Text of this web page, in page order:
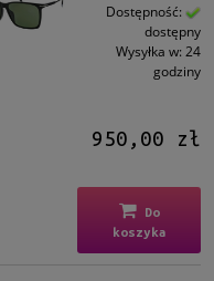
Dostępność:
dostępny
Wysyłka w: 24
godziny
950,00 zł
Do
koszyka